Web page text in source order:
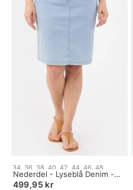
Nederdel - Lyseblå Denim -
Stribet
499,95 kr
Size:
34
selected
34 36 38 40 42 44 46 48